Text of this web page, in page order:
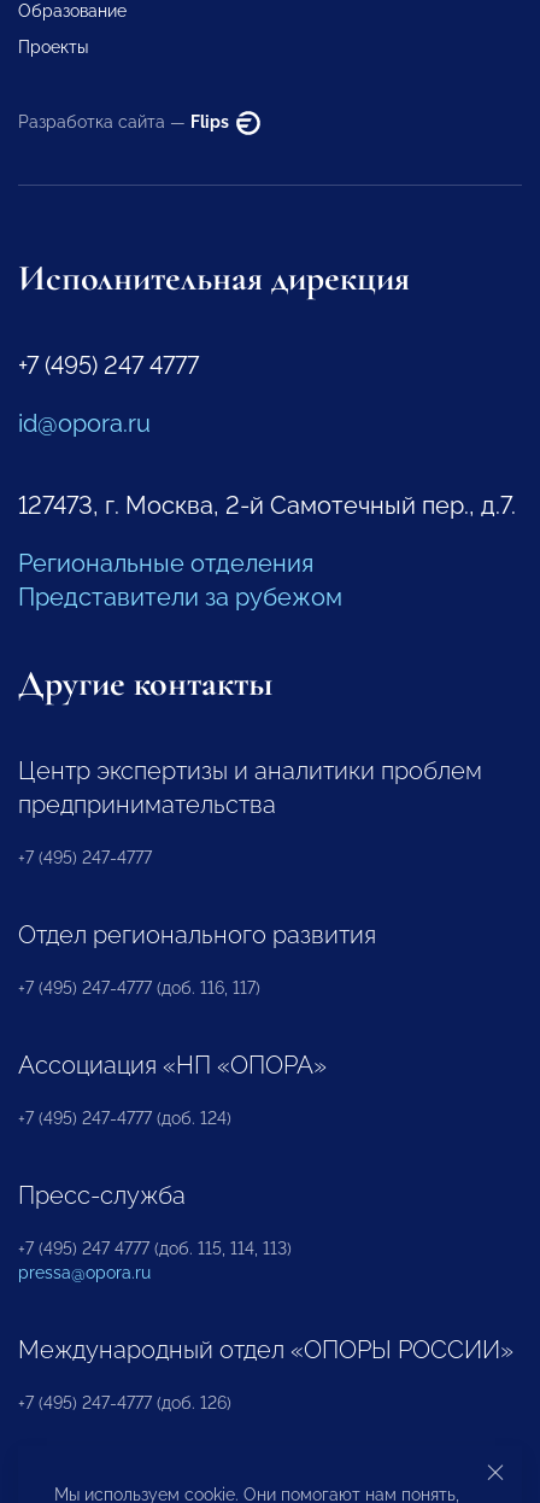
Образование
Проекты
Разработка сайта — Flips
Исполнительная дирекция
+7 (495) 247 4777
id@opora.ru
127473, г. Москва, 2-й Самотечный пер., д.7.
Региональные отделения
Представители за рубежом
Другие контакты
Центр экспертизы и аналитики проблем
предпринимательства
+7 (495) 247-4777
Отдел регионального развития
+7 (495) 247-4777 (доб. 116, 117)
Ассоциация «НП «ОПОРА»
+7 (495) 247-4777 (доб. 124)
Пресс-служба
+7 (495) 247 4777 (доб. 115, 114, 113)
pressa@opora.ru
Международный отдел «ОПОРЫ РОССИИ»
+7 (495) 247-4777 (доб. 126)
Бюро по защите прав предпринимателей и
Мы используем cookie. Они помогают нам понять,